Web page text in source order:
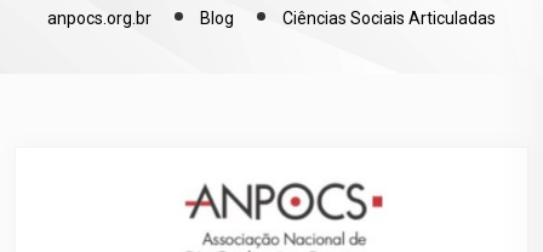
anpocs.org.br Blog Ciências Sociais Articuladas